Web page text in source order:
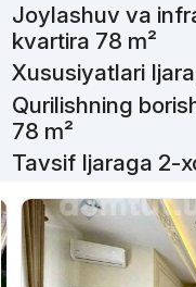
Joylashuv va
kvartira 78 m²
Xususiyatlari
Qurilishning
78 m²
Tavsif Ijaraga 2-